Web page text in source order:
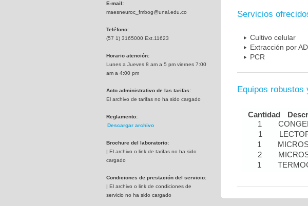
E-mail:
maesneuroc_fmbog@unal.edu.co
Teléfono:
(57 1) 3165000 Ext.11623
Horario atención:
Lunes a Jueves 8 am a 5 pm viernes 7:00
am a 4:00 pm
Acto administrativo de las tarifas:
El archivo de tarifas no ha sido cargado
Reglamento:
Descargar archivo
Brochure del laboratorio:
| El archivo o link de tarifas no ha sido
cargado
Condiciones de prestación del servicio:
| El archivo o link de condiciones de
servicio no ha sido cargado
Servicios
Cultivo celular
Extracción por
PCR
Equipos robustos
Cantidad
1
1
1
2
1